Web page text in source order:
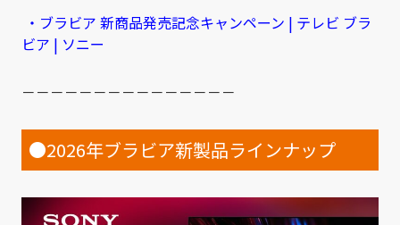
・ブラビア 新商品発売記念キャンペーン | テレビ ブラ
ビア | ソニー
－－－－－－－－－－－－－－－
●2026年ブラビア新製品ラインナップ